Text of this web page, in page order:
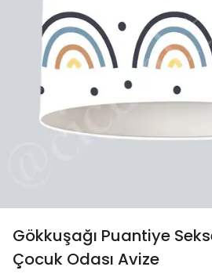
Gökkuşağı Puantiye
Çocuk Odası Avize